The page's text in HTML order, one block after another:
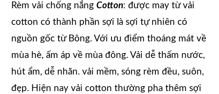
Rèm vải chống nắng Cotton: được may từ vải
cotton có thành phần sợi là sợi tự nhiên có
nguồn gốc từ Bông. Với ưu điểm thoáng mát về
mùa hè, ấm áp về mùa đông. Vải dễ thấm nước,
hút ẩm, dễ nhăn. vải mềm, sóng rèm đều, suôn,
đẹp. Hiện nay vải cotton thường pha thêm sợi